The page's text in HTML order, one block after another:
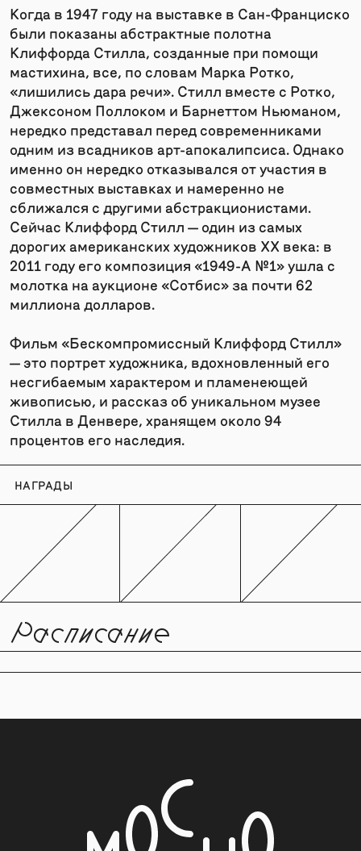
Когда в 1947 году на выставке в Сан-Франциско
были показаны абстрактные полотна
Клиффорда Стилла, созданные при помощи
мастихина, все, по словам Марка Ротко,
«лишились дара речи». Стилл вместе с Ротко,
Джексоном Поллоком и Барнеттом Ньюманом,
нередко представал перед современниками
одним из всадников арт-апокалипсиса. Однако
именно он нередко отказывался от участия в
совместных выставках и намеренно не
сближался с другими абстракционистами.
Сейчас Клиффорд Стилл — один из самых
дорогих американских художников ХХ века: в
2011 году его композиция «1949-А №1» ушла с
молотка на аукционе «Сотбис» за почти 62
миллиона долларов.
Фильм «Бескомпромиссный Клиффорд Стилл»
— это портрет художника, вдохновленный его
несгибаемым характером и пламенеющей
живописью, и рассказ об уникальном музее
Стилла в Денвере, хранящем около 94
процентов его наследия.
НАГРАДЫ
Расписание